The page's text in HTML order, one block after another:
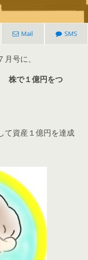
Mail SMS
号に、
株で１億円をつ
て資産１億円を達成